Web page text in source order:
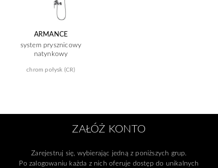
ARMANCE
system prysznicowy
natynkowy
chrom połysk (CR)
ZAŁÓŻ KONTO
Zarejestruj się, wybierając jedną z poniższych grup.
Po zalogowaniu każda z nich oferuje dostęp do unikalnych